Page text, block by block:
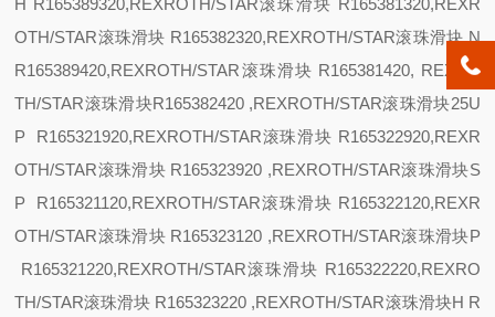
H R165389320,REXROTH/STAR滚珠滑块 R165381320,REXR
OTH/STAR滚珠滑块 R165382320,REXROTH/STAR滚珠滑块N
R165389420,REXROTH/STAR滚珠滑块 R165381420, REXRO
TH/STAR滚珠滑块R165382420 ,REXROTH/STAR滚珠滑块25U
P R165321920,REXROTH/STAR滚珠滑块 R165322920,REXR
OTH/STAR滚珠滑块 R165323920 ,REXROTH/STAR滚珠滑块S
P R165321120,REXROTH/STAR滚珠滑块 R165322120,REXR
OTH/STAR滚珠滑块 R165323120 ,REXROTH/STAR滚珠滑块P
R165321220,REXROTH/STAR滚珠滑块 R165322220,REXRO
TH/STAR滚珠滑块 R165323220 ,REXROTH/STAR滚珠滑块H R